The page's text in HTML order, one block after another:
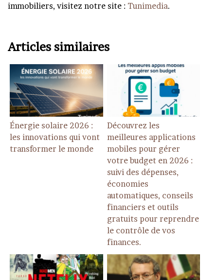
immobiliers, visitez notre site : Tunimedia.
Articles similaires
Énergie solaire 2026 :
les innovations qui vont
transformer le monde
Découvrez les
meilleures applications
mobiles pour gérer
votre budget en 2026 :
suivi des dépenses,
économies
automatiques, conseils
financiers et outils
gratuits pour reprendre
le contrôle de vos
finances.